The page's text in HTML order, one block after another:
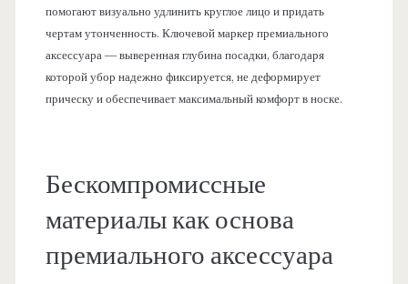
помогают визуально удлинить круглое лицо и придать
чертам утонченность. Ключевой маркер премиального
аксессуара — выверенная глубина посадки, благодаря
которой убор надежно фиксируется, не деформирует
прическу и обеспечивает максимальный комфорт в носке.
Бескомпромиссные
материалы как основа
премиального аксессуара